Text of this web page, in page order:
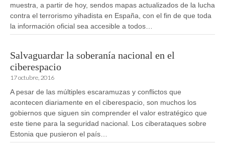
muestra, a partir de hoy, sendos mapas actualizados de la lucha
contra el terrorismo yihadista en España, con el fin de que toda
la información oficial sea accesible a todos…
Salvaguardar la soberanía nacional en el
ciberespacio
17 octubre, 2016
A pesar de las múltiples escaramuzas y conflictos que
acontecen diariamente en el ciberespacio, son muchos los
gobiernos que siguen sin comprender el valor estratégico que
este tiene para la seguridad nacional. Los ciberataques sobre
Estonia que pusieron el país…